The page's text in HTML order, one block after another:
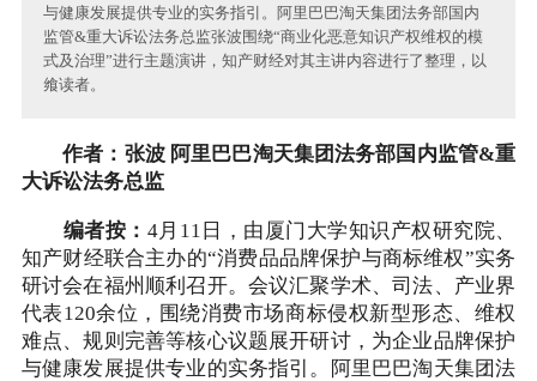
与健康发展提供专业的实务指引。阿里巴巴淘天集团法务部国内
监管&重大诉讼法务总监张波围绕“商业化恶意知识产权维权的模
式及治理”进行主题演讲，知产财经对其主讲内容进行了整理，以
飨读者。
作者：张波 阿里巴巴淘天集团法务部国内监管&重
大诉讼法务总监
编者按： 4月11日，由厦门大学知识产权研究院、
知产财经联合主办的“消费品品牌保护与商标维权”实务
研讨会在福州顺利召开。会议汇聚学术、司法、产业界
代表120余位，围绕消费市场商标侵权新型形态、维权
难点、规则完善等核心议题展开研讨，为企业品牌保护
与健康发展提供专业的实务指引。阿里巴巴淘天集团法